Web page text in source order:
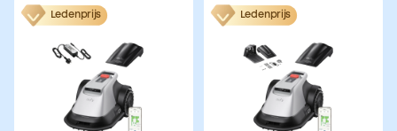
Ledenprijs Ledenprijs